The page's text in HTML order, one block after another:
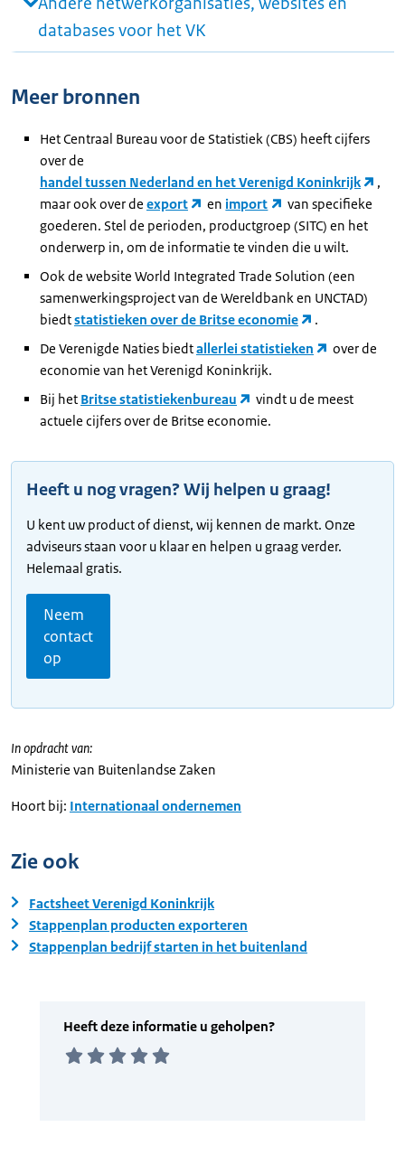
databases voor het VK
Meer bronnen
Het Centraal Bureau voor de Statistiek (CBS) heeft cijfers
over de
handel tussen Nederland en het Verenigd Koninkrijk
,
maar ook over de export en import
van specifieke
goederen. Stel de perioden, productgroep (SITC) en het
onderwerp in, om de informatie te vinden die u wilt.
Ook de website World Integrated Trade Solution (een
samenwerkingsproject van de Wereldbank en UNCTAD)
biedtstatistieken over de Britse economie
.
De Verenigde Naties biedtallerlei statistieken
over de
economie van het Verenigd Koninkrijk.
Bij het Britse statistiekenbureau
vindt u de meest
actuele cijfers over de Britse economie.
Heeft u nog vragen? Wij helpen u graag!
U kent uw product of dienst, wij kennen de markt. Onze
adviseurs staan voor u klaar en helpen u graag verder.
Helemaal gratis.
Neem
contact
op
In opdracht van:
Ministerie van Buitenlandse Zaken
Hoort bij: Internationaal ondernemen
Zie ook
Factsheet Verenigd Koninkrijk
Stappenplan producten exporteren
Stappenplan bedrijf starten in het buitenland